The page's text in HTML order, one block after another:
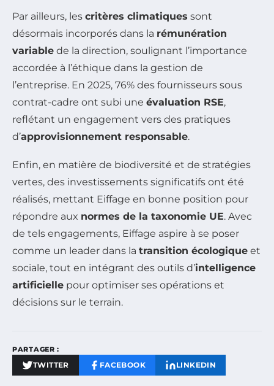
Par ailleurs, les critères climatiques sont
désormais incorporés dans la rémunération
variable de la direction, soulignant l’importance
accordée à l’éthique dans la gestion de
l’entreprise. En 2025, 76% des fournisseurs sous
contrat-cadre ont subi une évaluation RSE,
reflétant un engagement vers des pratiques
d’approvisionnement responsable.
Enfin, en matière de biodiversité et de stratégies
vertes, des investissements significatifs ont été
réalisés, mettant Eiffage en bonne position pour
répondre aux normes de la taxonomie UE. Avec
de tels engagements, Eiffage aspire à se poser
comme un leader dans la transition écologique et
sociale, tout en intégrant des outils d’intelligence
artificielle pour optimiser ses opérations et
décisions sur le terrain.
PARTAGER :
TWITTER FACEBOOK LINKEDIN